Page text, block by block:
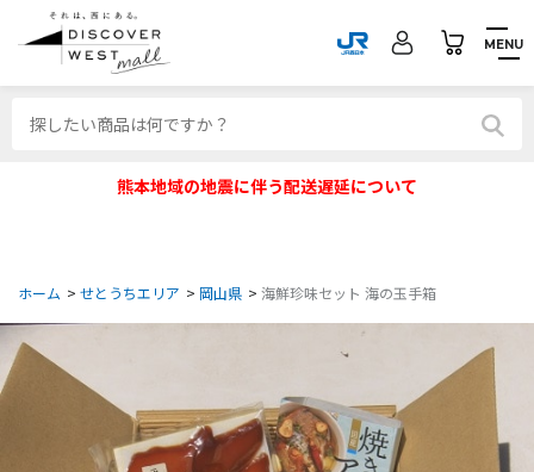
MENU
熊本地域の地震に伴う配送遅延について
ホーム > せとうちエリア > 岡山県 > 海鮮珍味セット 海の玉手箱